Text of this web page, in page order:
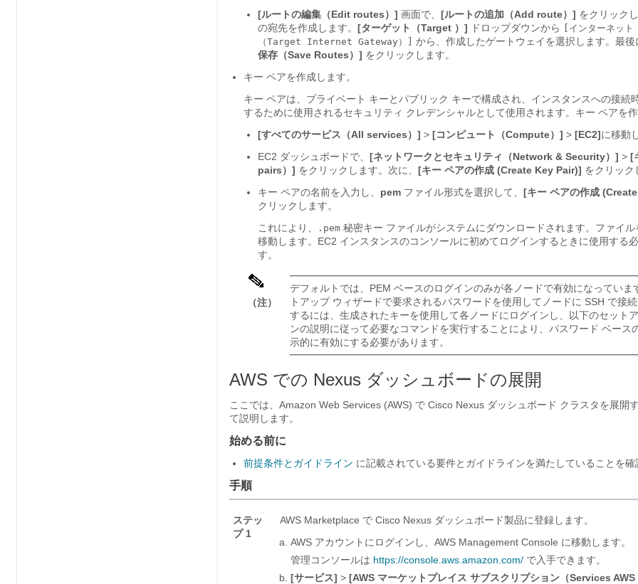
[ルートの編集（Edit routes）] 画面で、 [ルートの追加（Add route）] をクリックし
の宛先を作成します。 [ターゲット（Target ）] ドロップダウンから
[インターネッ
（Target Internet Gateway）]
から、作成したゲートウェイを選択します。最後
保存（Save Routes）] をクリックします。
キー ペアを作成します。
キー ペアは、プライベート キーとパブリック キーで構成され、インスタンスへの接続
するために使用されるセキュリティ クレデンシャルとして使用されます。キー ペアを
[すべてのサービス（All services）] > [コンピュート（Compute）] > [EC2]に移動
EC2 ダッシュボードで、 [ネットワークとセキュリティ（Network & Security）] > [
pairs）] をクリックします。次に、 [キー ペアの作成 (Create Key Pair)] をクリック
キー ペアの名前を入力し、 pem ファイル形式を選択して、 [キー ペアの作成
クリックします。
これにより、
.pem 秘密キー ファイルがシステムにダウンロードされます。ファイル
移動します。EC2 インスタンスのコンソールに初めてログインするときに使用する
す。
（注）
デフォルトでは、PEM ベースのログインのみが各ノードで有効になっていま
トアップ ウィザードで要求されるパスワードを使用してノードに SSH で接
するには、生成されたキーを使用して各ノードにログインし、以下のセット
ンの説明に従って必要なコマンドを実行することにより、パスワード ベース
示的に有効にする必要があります。
AWS での Nexus ダッシュボードの展開
ここでは、Amazon Web Services (AWS) で Cisco Nexus ダッシュボード クラスタを展開
て説明します。
始める前に
前提条件とガイドライン に記載されている要件とガイドラインを満たしていることを確
手順
ステッ
プ 1
AWS Marketplace で Cisco Nexus ダッシュボード製品に登録します。
AWS アカウントにログインし、AWS Management Console に移動します。
管理コンソールは https://console.aws.amazon.com/ で入手できます。
[サービス] > [AWS マーケットプレイス サブスクリプション（Services